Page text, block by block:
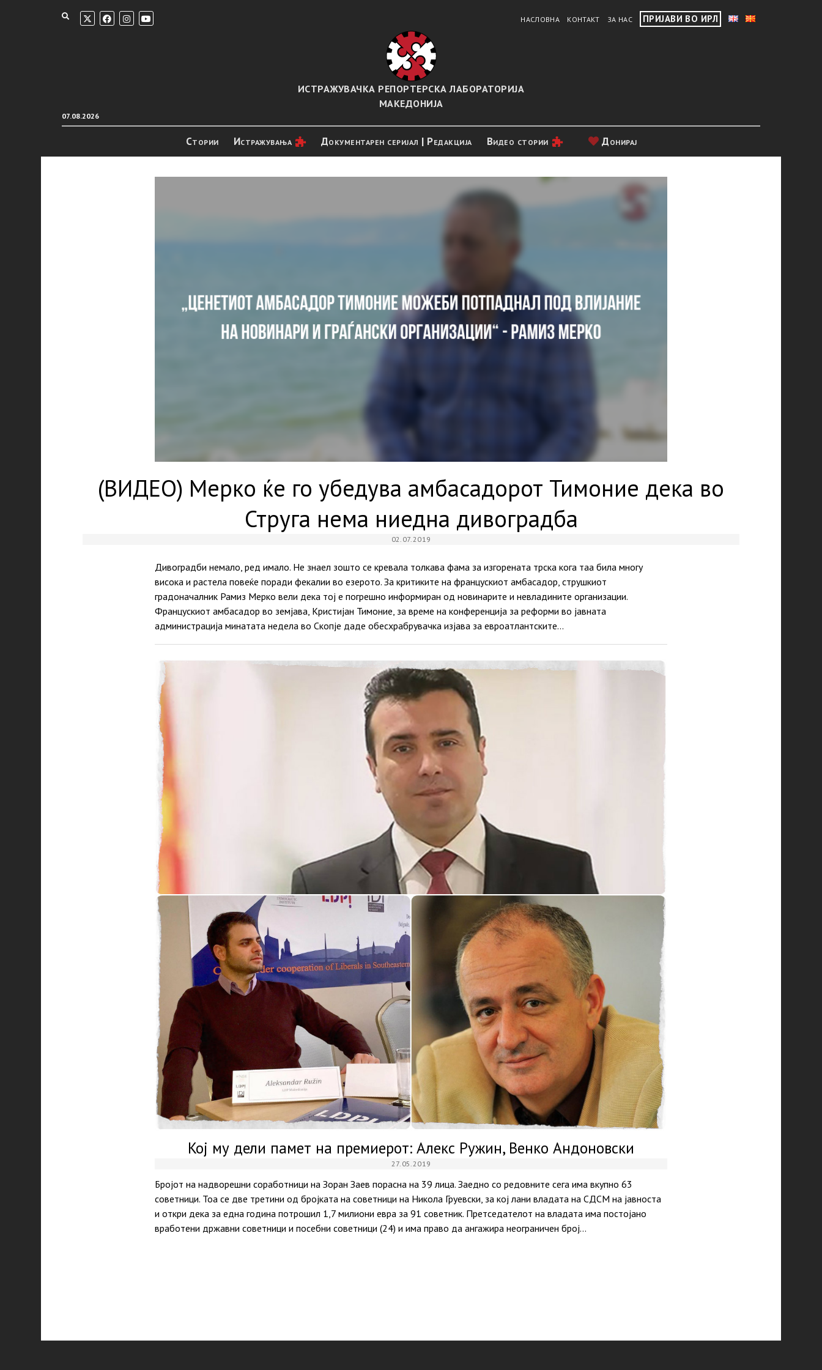
НАСЛОВНА КОНТАКТ ЗА НАС ПРИЈАВИ ВО ИРЛ
07.08.2026
ИСТРАЖУВАЧКА РЕПОРТЕРСКА ЛАБОРАТОРИЈА
МАКЕДОНИЈА
Стории Истражувањa Документарен серијал | Редакција Видео стории Донирај
(ВИДЕО) Мерко ќе го убедува амбасадорот Тимоние дека во
Струга нема ниедна дивоградба
02.07.2019
Дивоградби немало, ред имало. Не знаел зошто се кревала толкава фама за изгорената трска кога таа била многу
висока и растела повеќе поради фекалии во езерото. За критиките на францускиот амбасадор, струшкиот
градоначалник Рамиз Мерко вели дека тој е погрешно информиран од новинарите и невладините организации.
Францускиот амбасадор во земјава, Кристијан Тимоние, за време на конференција за реформи во јавната
администрација минатата недела во Скопје даде обесхрабрувачка изјава за евроатлантските…
Кој му дели памет на премиерот: Алекс Ружин, Венко Андоновски
27.05.2019
Бројот на надворешни соработници на Зоран Заев порасна на 39 лица. Заедно со редовните сега има вкупно 63
советници. Тоа се две третини од бројката на советници на Никола Груевски, за кој лани владата на СДСМ на јавноста
и откри дека за една година потрошил 1,7 милиони евра за 91 советник. Претседателот на владата има постојано
вработени државни советници и посебни советници (24) и има право да ангажира неограничен број…